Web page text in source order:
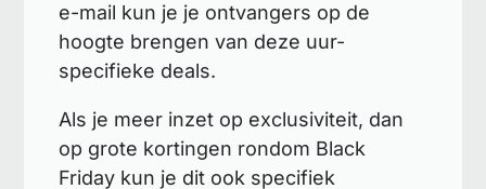
e-mail kun je je ontvangers op de
hoogte brengen van deze uur-
specifieke deals.
Als je meer inzet op exclusiviteit, dan
op grote kortingen rondom Black
Friday kun je dit ook specifiek